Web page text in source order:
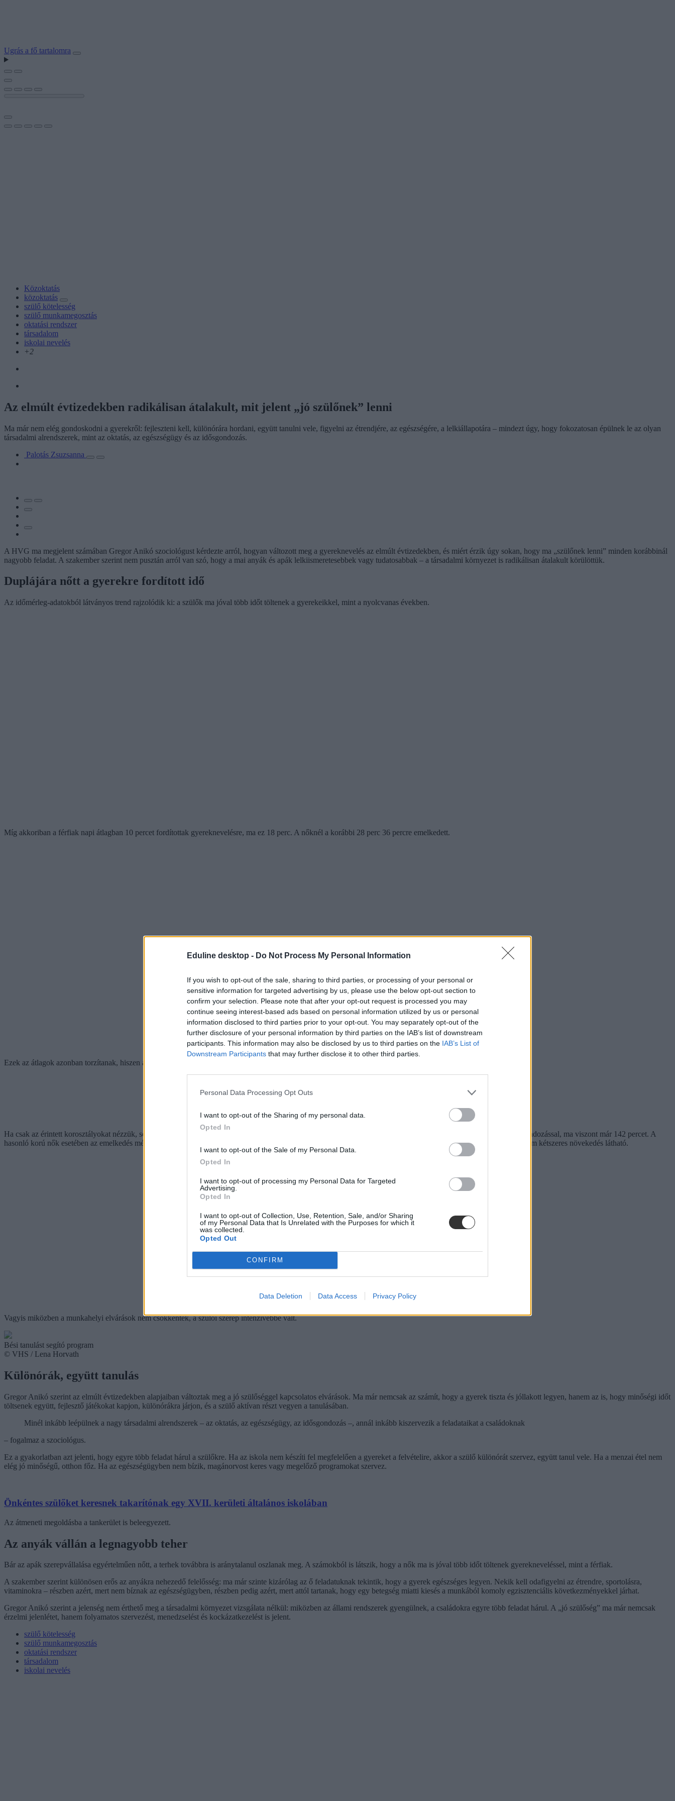
Eduline desktop - Do Not Process My Personal Information
If you wish to opt-out of the sale, sharing to third parties, or processing of your personal or
sensitive information for targeted advertising by us, please use the below opt-out section to
confirm your selection. Please note that after your opt-out request is processed you may
continue seeing interest-based ads based on personal information utilized by us or personal
information disclosed to third parties prior to your opt-out. You may separately opt-out of the
further disclosure of your personal information by third parties on the IAB’s list of downstream
participants. This information may also be disclosed by us to third parties on the IAB’s List of
Downstream Participants that may further disclose it to other third parties.
Personal Data Processing Opt Outs
I want to opt-out of the Sharing of my personal data.
Opted In
I want to opt-out of the Sale of my Personal Data.
Opted In
I want to opt-out of processing my Personal Data for Targeted
Advertising.
Opted In
I want to opt-out of Collection, Use, Retention, Sale, and/or Sharing
of my Personal Data that Is Unrelated with the Purposes for which it
was collected.
Opted Out
CONFIRM
Data Deletion Data Access Privacy Policy
Ugrás a fő tartalomra
Közoktatás
közoktatás
szülő kötelesség
szülő munkamegosztás
oktatási rendszer
társadalom
iskolai nevelés
+2
Az elmúlt évtizedekben radikálisan átalakult, mit jelent „jó szülőnek” lenni
Ma már nem elég gondoskodni a gyerekről: fejleszteni kell, különórára hordani, együtt tanulni vele, figyelni az étrendjére, az egészségére, a lelkiállapotára – mindezt úgy, hogy fokozatosan épülnek le az olyan
társadalmi alrendszerek, mint az oktatás, az egészségügy és az idősgondozás.
Palotás Zsuzsanna
A HVG ma megjelent számában Gregor Anikó szociológust kérdezte arról, hogyan változott meg a gyereknevelés az elmúlt évtizedekben, és miért érzik úgy sokan, hogy ma „szülőnek lenni” minden korábbinál
nagyobb feladat. A szakember szerint nem pusztán arról van szó, hogy a mai anyák és apák lelkiismeretesebbek vagy tudatosabbak – a társadalmi környezet is radikálisan átalakult körülöttük.
Duplájára nőtt a gyerekre fordított idő
Az időmérleg-adatokból látványos trend rajzolódik ki: a szülők ma jóval több időt töltenek a gyerekeikkel, mint a nyolcvanas években.
Míg akkoriban a férfiak napi átlagban 10 percet fordítottak gyereknevelésre, ma ez 18 perc. A nőknél a korábbi 28 perc 36 percre emelkedett.
Ezek az átlagok azonban torzítanak, hiszen azok is szerepelnek bennük, akiknek nincs gyerekük – az ő „nulla percük” lefelé húzza a számokat.
Ha csak az érintett korosztályokat nézzük, sokkal drámaibb a változás. A harmincas éveikben járó férfiak a nyolcvanas években átlagosan 72 percet töltöttek gyerekgondozással, ma viszont már 142 percet. A
hasonló korú nők esetében az emelkedés még látványosabb: a napi 97 percről 210 percre nőtt a gyerekekre fordított idő. A negyvenes korosztályban is hasonló, csaknem kétszeres növekedés látható.
Vagyis miközben a munkahelyi elvárások nem csökkentek, a szülői szerep intenzívebbé vált.
Bési tanulást segító program
© VHS / Lena Horvath
Különórák, együtt tanulás
Gregor Anikó szerint az elmúlt évtizedekben alapjaiban változtak meg a jó szülőséggel kapcsolatos elvárások. Ma már nemcsak az számít, hogy a gyerek tiszta és jóllakott legyen, hanem az is, hogy minőségi időt
töltsenek együtt, fejlesztő játékokat kapjon, különórákra járjon, és a szülő aktívan részt vegyen a tanulásában.
Minél inkább leépülnek a nagy társadalmi alrendszerek – az oktatás, az egészségügy, az idősgondozás –, annál inkább kiszervezik a feladataikat a családoknak
– fogalmaz a szociológus.
Ez a gyakorlatban azt jelenti, hogy egyre több feladat hárul a szülőkre. Ha az iskola nem készíti fel megfelelően a gyereket a felvételire, akkor a szülő különórát szervez, együtt tanul vele. Ha a menzai étel nem
elég jó minőségű, otthon főz. Ha az egészségügyben nem bízik, magánorvost keres vagy megelőző programokat szervez.
Önkéntes szülőket keresnek takarítónak egy XVII. kerületi általános iskolában
Az átmeneti megoldásba a tankerület is beleegyezett.
Az anyák vállán a legnagyobb teher
Bár az apák szerepvállalása egyértelműen nőtt, a terhek továbbra is aránytalanul oszlanak meg. A számokból is látszik, hogy a nők ma is jóval több időt töltenek gyerekneveléssel, mint a férfiak.
A szakember szerint különösen erős az anyákra nehezedő felelősség: ma már szinte kizárólag az ő feladatuknak tekintik, hogy a gyerek egészséges legyen. Nekik kell odafigyelni az étrendre, sportolásra,
vitaminokra – részben azért, mert nem bíznak az egészségügyben, részben pedig azért, mert attól tartanak, hogy egy betegség miatti kiesés a munkából komoly egzisztenciális következményekkel járhat.
Gregor Anikó szerint a jelenség nem érthető meg a társadalmi környezet vizsgálata nélkül: miközben az állami rendszerek gyengülnek, a családokra egyre több feladat hárul. A „jó szülőség” ma már nemcsak
érzelmi jelenlétet, hanem folyamatos szervezést, menedzselést és kockázatkezelést is jelent.
szülő kötelesség
szülő munkamegosztás
oktatási rendszer
társadalom
iskolai nevelés